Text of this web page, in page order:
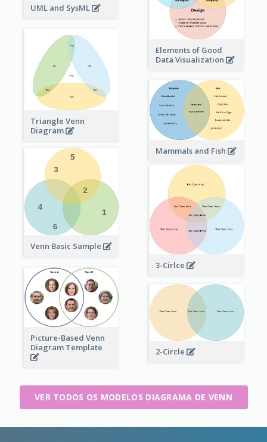
UML and SysML
Elements of Good
Data Visualization
Triangle Venn
Diagram
Mammals and Fish
Venn Basic Sample
3-Cirlce
Picture-Based Venn
Diagram Template
2-Circle
VER TODOS OS MODELOS DIAGRAMA DE VENN